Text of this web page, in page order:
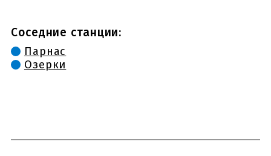
Соседние станции:
Парнас
Озерки